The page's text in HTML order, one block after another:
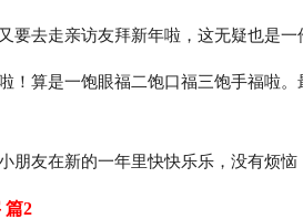
要去走亲访友拜新年啦，这无疑也是一
！算是一饱眼福二饱口福三饱手福啦
朋友在新的一年里快快乐乐，没有烦恼
篇2